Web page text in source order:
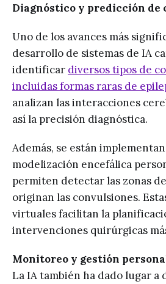
Diagnóstico y predicción
Uno de los avances más
desarrollo de sistemas de IA
identificar diversos tipos de
incluidas formas raras de
analizan las interacciones
así la precisión diagnóstica.
Además, se están
modelización encefálica
permiten detectar las zonas
originan las convulsiones.
virtuales facilitan la
intervenciones quirúrgicas
Monitoreo y gestión
La IA también ha dado lugar a